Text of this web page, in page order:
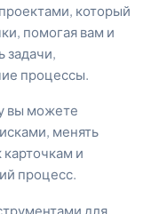
который
помогая вам и
задачи,
процессы.
вы можете
менять
карточкам и
процесс.
для